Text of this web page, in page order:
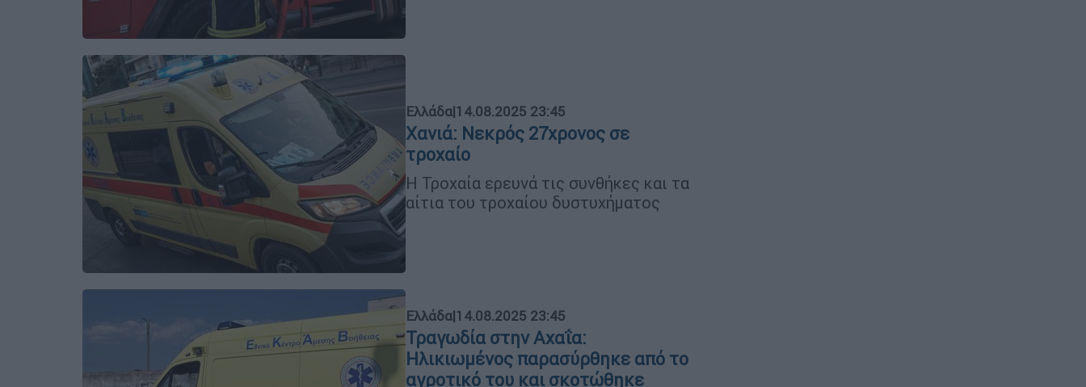
Ελλάδα|14.08.2025 23:45
Χανιά: Νεκρός 27χρονος σε
τροχαίο
Η Τροχαία ερευνά τις συνθήκες και τα
αίτια του τροχαίου δυστυχήματος
Ελλάδα|14.08.2025 23:45
Τραγωδία στην Αχαΐα:
Ηλικιωμένος παρασύρθηκε από το
αγροτικό του και σκοτώθηκε